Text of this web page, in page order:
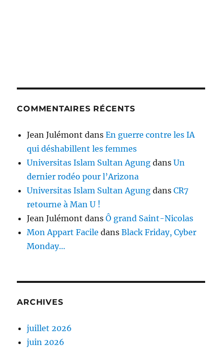
COMMENTAIRES RÉCENTS
Jean Julémont dansEn guerre contre les IA
qui déshabillent les femmes
Universitas Islam Sultan Agung dansUn
dernier rodéo pour l’Arizona
Universitas Islam Sultan Agung dansCR7
retourne à Man U !
Jean Julémont dansÔ grand Saint-Nicolas
Mon Appart Facile dansBlack Friday, Cyber
Monday…
ARCHIVES
juillet 2026
juin 2026